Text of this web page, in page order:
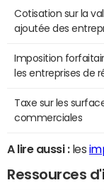
Cotisation sur la
ajoutée des
Imposition
les entreprises de
Taxe sur les
commerciales
A lire aussi :les
Ressources